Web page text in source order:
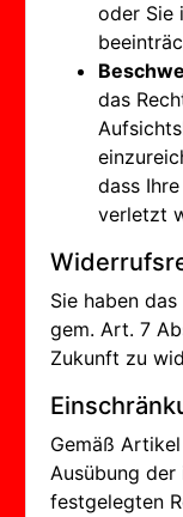
oder Sie
das
dass
verletzt
Sie haben
gem. Art. 7
Zukunft zu
Gemäß
Ausübung
festgelegten